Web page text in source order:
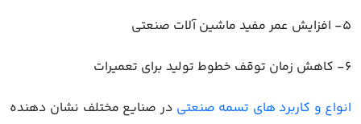
5- افزایش عمر مفید ماشین آلات صنعتی
6- کاهش زمان توقف خطوط تولید برای تعمیرات
انواع و کاربرد های تسمه صنعتی در صنایع مختلف نشان دهنده